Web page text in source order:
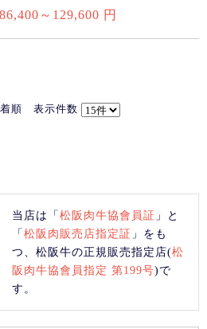
86,400～129,600 円
順 表示件数
当店は「松阪肉牛協會員証 」と
「松阪肉販売店指定証 」をも
つ、松阪牛の正規販売指定店(松
阪肉牛協會員指定 第199号)で
す。